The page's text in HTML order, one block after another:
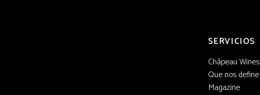
SERVICIOS
Châpeau Wines
Que nos define
Magazine